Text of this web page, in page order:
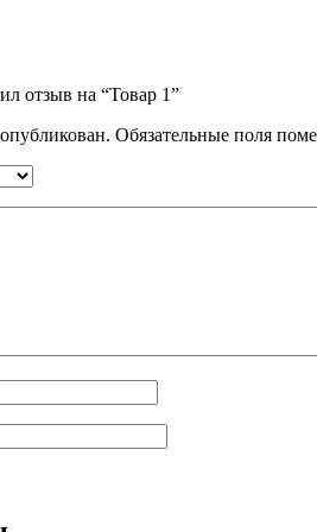
отзыв на “Товар 1”
Обязательные поля